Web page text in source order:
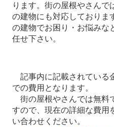
ります。街の屋根やさんで
の建物にも対応しておりま
の建物でお困り・お悩みな
任せ下さい。
記事内に記載されている
での費用となります。
街の屋根やさんでは無料
すので、現在の詳細な費用
い合わせください。